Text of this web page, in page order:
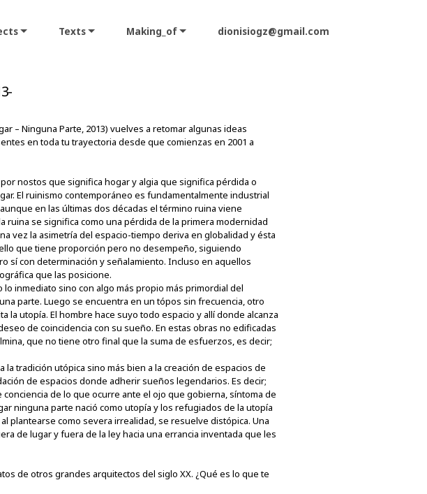
Texts Making_of dionisiogz@gmail.com
– Ninguna Parte, 2013) vuelves a retomar algunas ideas
en toda tu trayectoria desde que comienzas en 2001 a
nostos que significa hogar y algia que significa pérdida o
El ruinismo contemporáneo es fundamentalmente industrial
en las últimas dos décadas el término ruina viene
ruina se significa como una pérdida de la primera modernidad
vez la asimetría del espacio-tiempo deriva en globalidad y ésta
que tiene proporción pero no desempeño, siguiendo
sí con determinación y señalamiento. Incluso en aquellos
que las posicione.
inmediato sino con algo más propio más primordial del
parte. Luego se encuentra en un tópos sin frecuencia, otro
utopía. El hombre hace suyo todo espacio y allí donde alcanza
de coincidencia con su sueño. En estas obras no edificadas
que no tiene otro final que la suma de esfuerzos, es decir;
tradición utópica sino más bien a la creación de espacios de
de espacios donde adherir sueños legendarios. Es decir;
de lo que ocurre ante el ojo que gobierna, síntoma de
ninguna parte nació como utopía y los refugiados de la utopía
plantearse como severa irrealidad, se resuelve distópica. Una
de lugar y fuera de la ley hacia una errancia inventada que les
de otros grandes arquitectos del siglo XX. ¿Qué es lo que te